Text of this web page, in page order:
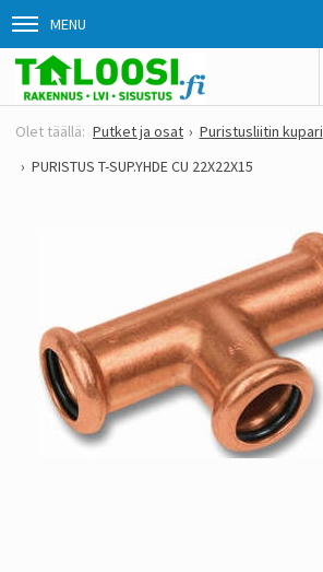
MENU
Putket ja osat Puristusliitin kupari
PURISTUS T-SUP.YHDE CU 22X22X15